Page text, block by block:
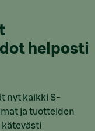
helposti
nyt kaikki S-
ja tuotteiden
kätevästi